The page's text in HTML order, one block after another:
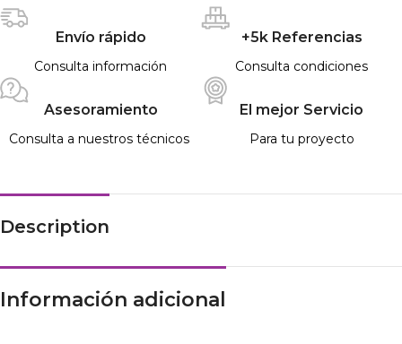
Envío rápido
Consulta información
+5k Referencias
Consulta condiciones
Asesoramiento
Consulta a nuestros técnicos
El mejor Servicio
Para tu proyecto
Description
Información adicional